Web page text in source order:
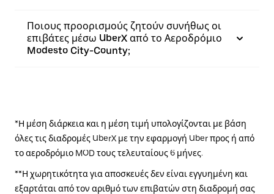
Ποιους προορισμούς ζητούν συνήθως οι
επιβάτες μέσω UberX από το Αεροδρόμιο
Modesto City-County;
*Η μέση διάρκεια και η μέση τιμή υπολογίζονται με βάση
όλες τις διαδρομές UberX με την εφαρμογή Uber προς ή από
το αεροδρόμιο MOD τους τελευταίους 6 μήνες.
**Η χωρητικότητα για αποσκευές δεν είναι εγγυημένη και
εξαρτάται από τον αριθμό των επιβατών στη διαδρομή σας